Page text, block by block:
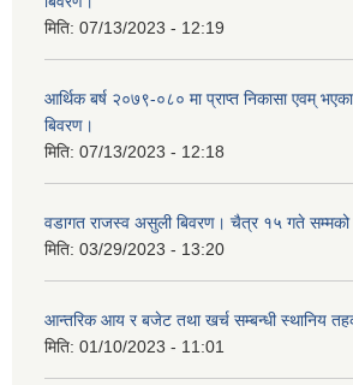
मिति: 07/13/2023 - 12:19
आर्थिक बर्ष २०७९-०८० मा प्राप्त निकासा एवम्
बिवरण।
मिति: 07/13/2023 - 12:18
वडागत राजस्व असुली बिवरण। चैत्र १५ गते सम्मको
मिति: 03/29/2023 - 13:20
आन्तरिक आय र बजेट तथा खर्च सम्बन्धी स्थानिय
मिति: 01/10/2023 - 11:01